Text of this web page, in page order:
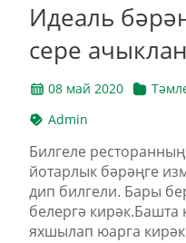
Идеаль
сере
08 май 2020
Admin
Билгеле
йотарлык бәрәңге
дип билгели. Бары
белергә
яхшылап юарга